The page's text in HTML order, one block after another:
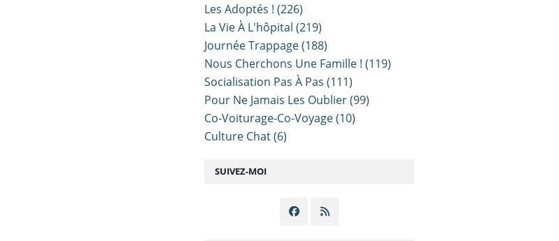
SUIVEZ-MOI
Les Adoptés ! (226)
La Vie À L'hôpital (219)
Journée Trappage(188)
Nous Cherchons Une Famille ! (119)
Socialisation Pas À Pas (111)
Pour Ne Jamais Les Oublier(99)
Co-Voiturage-Co-Voyage(10)
Culture Chat(6)